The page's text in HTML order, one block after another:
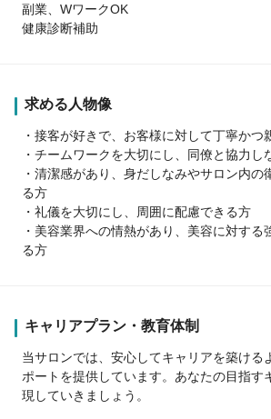
副業、WワークOK
健康診断補助
求める人物像
・接客が好きで、お客様に対して丁寧かつ
・チームワークを大切にし、同僚と協力し
・清潔感があり、身だしなみやサロン内の
る方
・礼儀を大切にし、周囲に配慮できる方
・美容業界への情熱があり、美容に対する
る方
キャリアプラン・教育体制
当サロンでは、安心してキャリアを築ける
ポートを提供しています。あなたの目指す
現していきましょう。